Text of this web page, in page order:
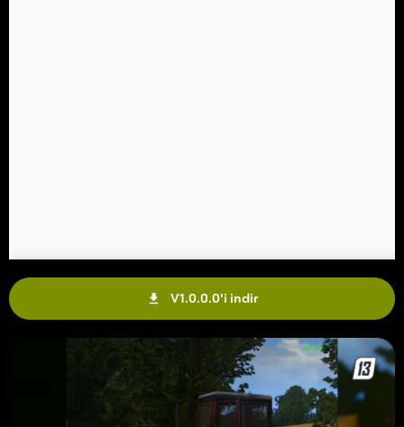
V1.0.0.0'i indir